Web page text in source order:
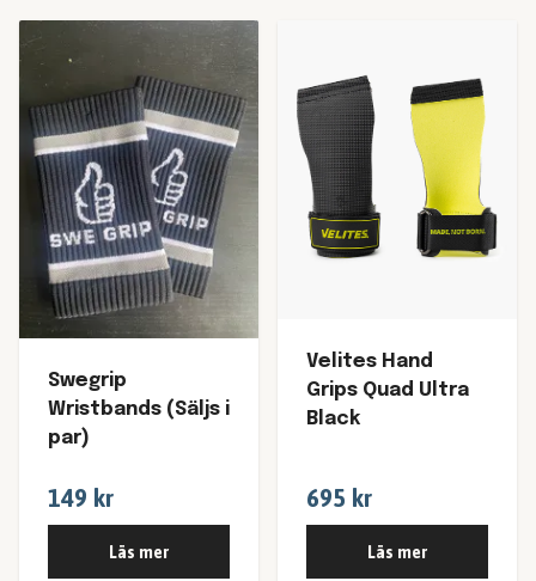
Swegrip
Wristbands (Säljs i
par)
149 kr
Läs mer
Velites Hand
Grips Quad Ultra
Black
695 kr
Läs mer